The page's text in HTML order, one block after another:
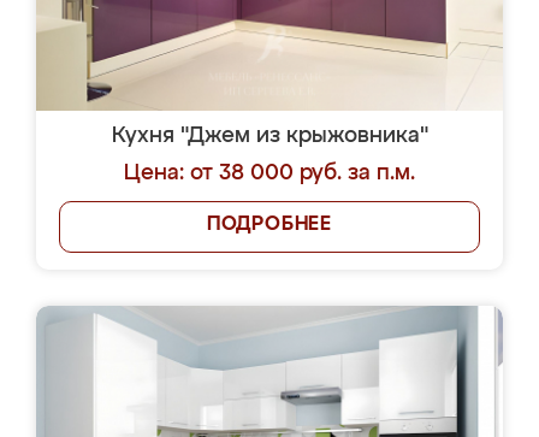
Кухня "Джем из крыжовника"
Цена: от 38 000 руб. за п.м.
ПОДРОБНЕЕ